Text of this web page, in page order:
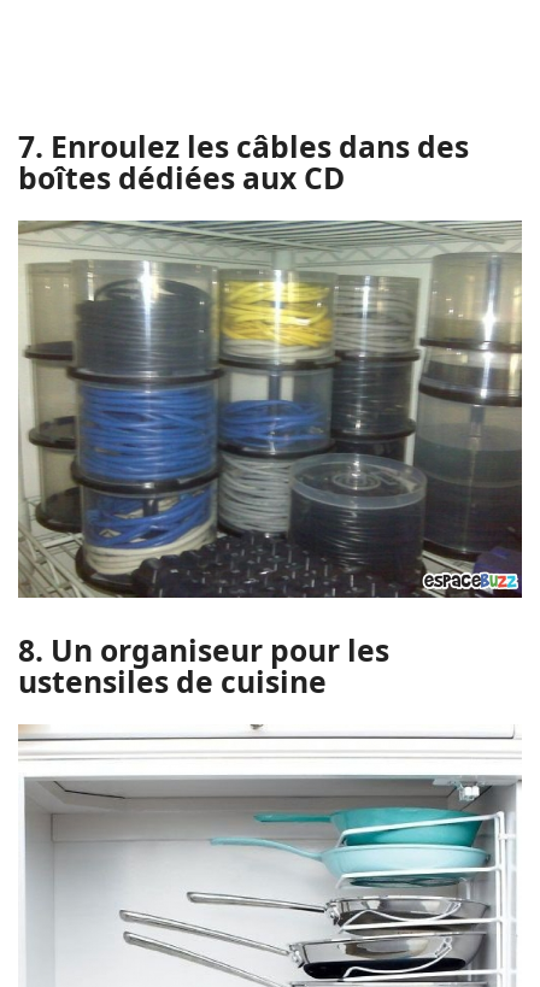
7. Enroulez les câbles dans des
boîtes dédiées aux CD
8. Un organiseur pour les
ustensiles de cuisine